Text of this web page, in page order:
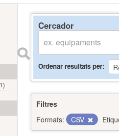
Cercador
Ordenar resultats per
Filtres
Formats:
CSV